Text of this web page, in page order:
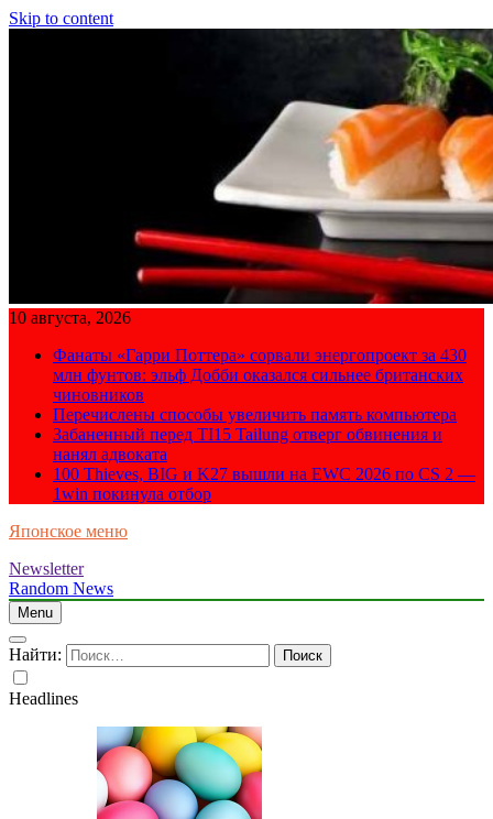
Skip to content
10 августа, 2026
Фанаты «Гарри Поттера» сорвали энергопроект за 430
млн фунтов: эльф Добби оказался сильнее британских
чиновников
Перечислены способы увеличить память компьютера
Забаненный перед TI15 Tailung отверг обвинения и
нанял адвоката
100 Thieves, BIG и K27 вышли на EWC 2026 по CS 2 —
1win покинула отбор
Японское меню
Newsletter
Random News
Menu
Найти:
Headlines